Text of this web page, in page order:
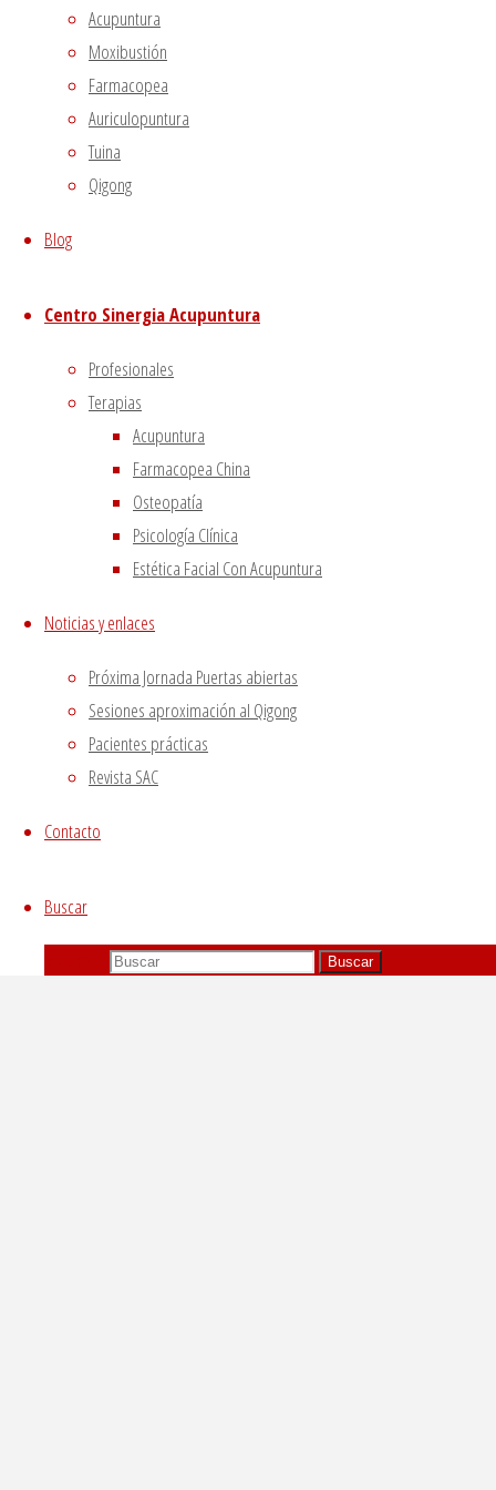
Acupuntura
Moxibustión
Farmacopea
Auriculopuntura
Tuina
Qigong
Blog
Centro Sinergia Acupuntura
Profesionales
Terapias
Acupuntura
Farmacopea China
Osteopatía
Psicología Clínica
Estética Facial Con Acupuntura
Noticias y enlaces
Próxima Jornada Puertas abiertas
Sesiones aproximación al Qigong
Pacientes prácticas
Revista SAC
Contacto
Buscar
Buscar
Non-necessary
Non-necessary
Any cookies that may not be particularly necessary for
the website to function and is used specifically to collect
user personal data via analytics, ads, other embedded
contents are termed as non-necessary cookies. It is
these cookies on your website.